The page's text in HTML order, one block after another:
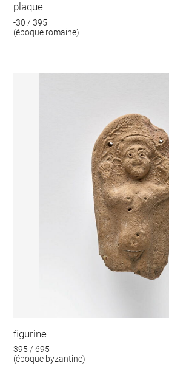
plaque
-30 / 395
(époque romaine)
figurine
395 / 695
(époque byzantine)